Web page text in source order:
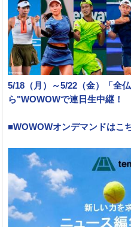
5/18（月）～5/22（金）「全
ら"WOWOWで連日生中継！
■WOWOWオンデマンドはこ